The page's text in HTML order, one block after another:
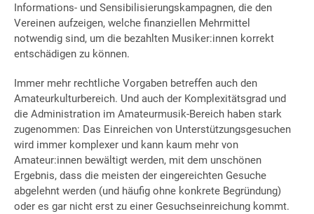
Informations- und Sensibilisierungskampagnen, die den
Vereinen aufzeigen, welche finanziellen Mehrmittel
notwendig sind, um die bezahlten Musiker:innen korrekt
entschädigen zu können.
Immer mehr rechtliche Vorgaben betreffen auch den
Amateurkulturbereich. Und auch der Komplexitätsgrad und
die Administration im Amateurmusik-Bereich haben stark
zugenommen: Das Einreichen von Unterstützungsgesuchen
wird immer komplexer und kann kaum mehr von
Amateur:innen bewältigt werden, mit dem unschönen
Ergebnis, dass die meisten der eingereichten Gesuche
abgelehnt werden (und häufig ohne konkrete Begründung)
oder es gar nicht erst zu einer Gesuchseinreichung kommt.